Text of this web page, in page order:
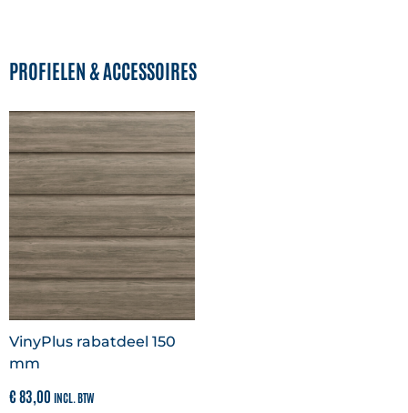
PROFIELEN & ACCESSOIRES
VinyPlus rabatdeel 150
mm
€ 83,00 INCL. BTW